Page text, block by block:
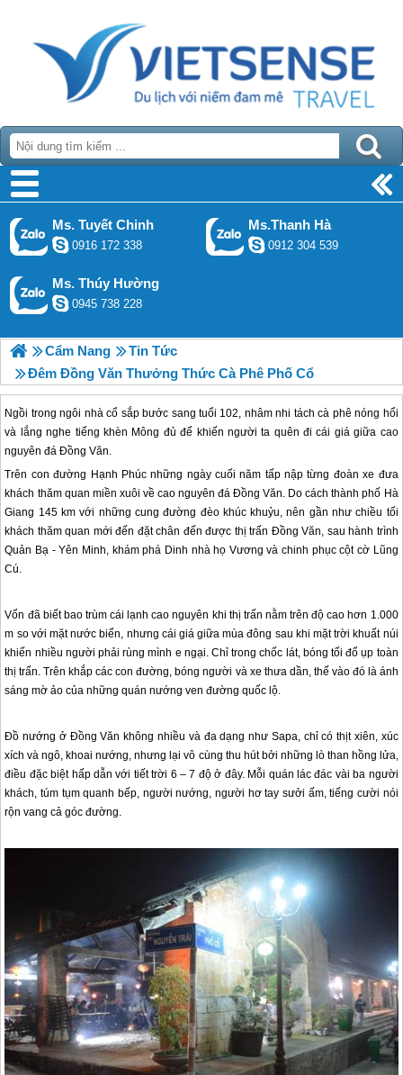
Ms. Tuyết Chinh
0916 172 338
Ms.Thanh Hà
0912 304 539
Ms. Thúy Hường
0945 738 228
Cẩm Nang
Tin Tức
Đêm Đồng Văn Thưởng Thức Cà Phê Phố Cổ
Ngồi trong ngôi nhà cổ sắp bước sang tuổi 102, nhâm nhi tách cà phê nóng hổi
và lắng nghe tiếng khèn Mông đủ để khiến người ta quên đi cái giá giữa cao
nguyên đá Đồng Văn.
Trên con đường Hạnh Phúc những ngày cuối năm tấp nập từng đoàn xe đưa
khách thăm quan miền xuôi về cao nguyên đá Đồng Văn. Do cách thành phố Hà
Giang 145 km với những cung đường đèo khúc khuỷu, nên gần như chiều tối
khách thăm quan mới đến đặt chân đến được thị trấn Đồng Văn, sau hành trình
Quản Bạ - Yên Minh, khám phá Dinh nhà họ Vương và chinh phục cột cờ Lũng
Cú.
Vốn đã biết bao trùm cái lạnh cao nguyên khi thị trấn nằm trên độ cao hơn 1.000
m so với mặt nước biển, nhưng cái giá giữa mùa đông sau khi mặt trời khuất núi
khiến nhiều người phải rùng mình e ngại. Chỉ trong chốc lát, bóng tối đổ ụp toàn
thị trấn. Trên khắp các con đường, bóng người và xe thưa dần, thế vào đó là ánh
sáng mờ ảo của những quán nướng ven đường quốc lộ.
Đồ nướng ở Đồng Văn không nhiều và đa dạng như Sapa, chỉ có thịt xiên, xúc
xích và ngô, khoai nướng, nhưng lại vô cùng thu hút bởi những lò than hồng lửa,
điều đặc biệt hấp dẫn với tiết trời 6 – 7 độ ở đây. Mỗi quán lác đác vài ba người
khách, túm tụm quanh bếp, người nướng, người hơ tay sưởi ấm, tiếng cười nói
rộn vang cả góc đường.